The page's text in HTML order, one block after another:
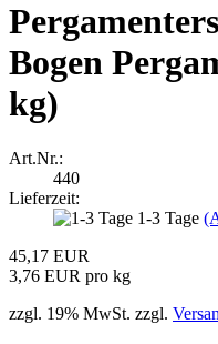
Bogen
kg)
Art.Nr.:
440
Lieferzeit:
1-3 Tage
45,17 EUR
3,76 EUR pro kg
zzgl. 19% MwSt. zzgl.